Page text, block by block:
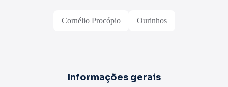
Cornélio Procópio Ourinhos
Informações gerais